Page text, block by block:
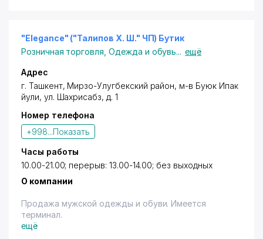
"Elegance" ("Талипов Х. Ш." ЧП) Бутик
Розничная торговля ,Одежда и обувь... ещё
Адрес
г. Ташкент, Мирзо-Улугбекский район, м-в Буюк Ипак
йули, ул. Шахрисабз, д. 1
Номер телефона
+998...Показать
Часы работы
10.00-21.00; перерыв: 13.00-14.00; без выходных
О компании
Продажа мужской одежды и обуви. Имеется
терминал.
ещё